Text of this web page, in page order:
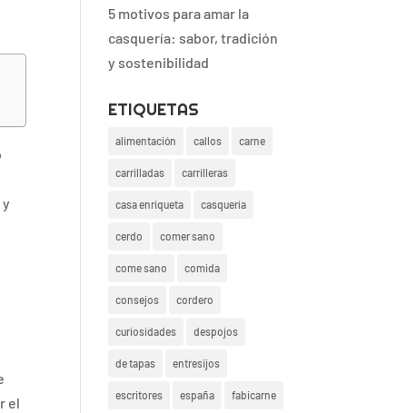
el
5 motivos para amar la
casquería: sabor, tradición
y sostenibilidad
ETIQUETAS
alimentación callos carne
carrilladas carrilleras
casa enriqueta casquería
cerdo comer sano
come sano comida
consejos cordero
curiosidades despojos
de tapas entresijos
escritores españa fabicarne